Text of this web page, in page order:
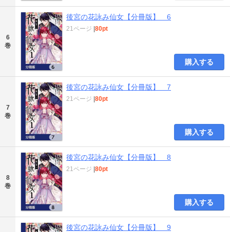
6
巻
後宮の花詠み仙女【分冊版】 6
21ページ |80pt
購入する
7
巻
後宮の花詠み仙女【分冊版】 7
21ページ |80pt
購入する
8
巻
後宮の花詠み仙女【分冊版】 8
21ページ |80pt
購入する
後宮の花詠み仙女【分冊版】 9